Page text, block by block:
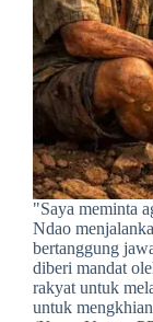
​"Saya meminta
Ndao
bertanggung
diberi mandat
rakyat untuk
untuk